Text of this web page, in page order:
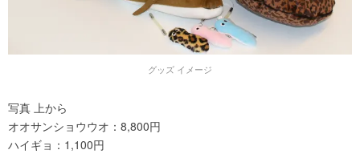
グッズ イメージ
写真 上から
オオサンショウウオ：8,800円
ハイギョ：1,100円